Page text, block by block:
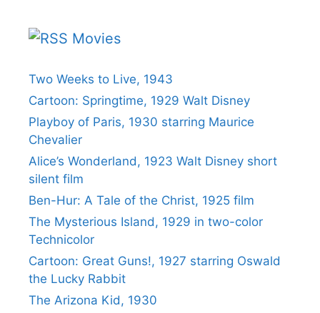
Movies
Two Weeks to Live, 1943
Cartoon: Springtime, 1929 Walt Disney
Playboy of Paris, 1930 starring Maurice
Chevalier
Alice’s Wonderland, 1923 Walt Disney short
silent film
Ben-Hur: A Tale of the Christ, 1925 film
The Mysterious Island, 1929 in two-color
Technicolor
Cartoon: Great Guns!, 1927 starring Oswald
the Lucky Rabbit
The Arizona Kid, 1930